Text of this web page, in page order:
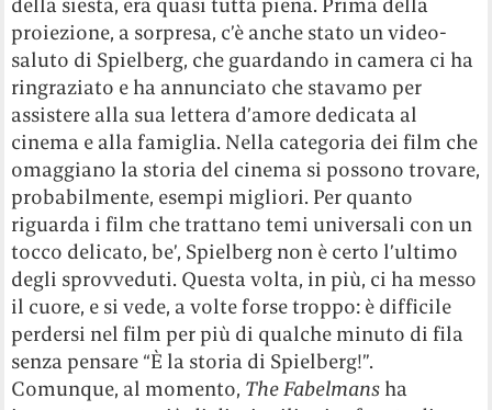
della siesta, era quasi tutta piena. Prima della
proiezione, a sorpresa, c’è anche stato un video-
saluto di Spielberg, che guardando in camera ci ha
ringraziato e ha annunciato che stavamo per
assistere alla sua lettera d’amore dedicata al
cinema e alla famiglia. Nella categoria dei film che
omaggiano la storia del cinema si possono trovare,
probabilmente, esempi migliori. Per quanto
riguarda i film che trattano temi universali con un
tocco delicato, be’, Spielberg non è certo l’ultimo
degli sprovveduti. Questa volta, in più, ci ha messo
il cuore, e si vede, a volte forse troppo: è difficile
perdersi nel film per più di qualche minuto di fila
senza pensare “È la storia di Spielberg!”.
Comunque, al momento, The Fabelmans ha